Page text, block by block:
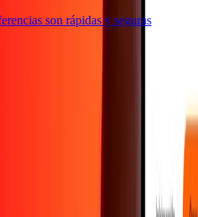
son rápidas y seguras